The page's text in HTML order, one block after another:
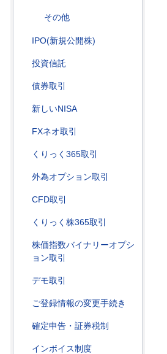
その他
IPO(新規公開株)
投資信託
債券取引
新しいNISA
FXネオ取引
くりっく365取引
外為オプション取引
CFD取引
くりっく株365取引
株価指数バイナリーオプシ
ョン取引
デモ取引
ご登録情報の変更手続き
確定申告・証券税制
インボイス制度